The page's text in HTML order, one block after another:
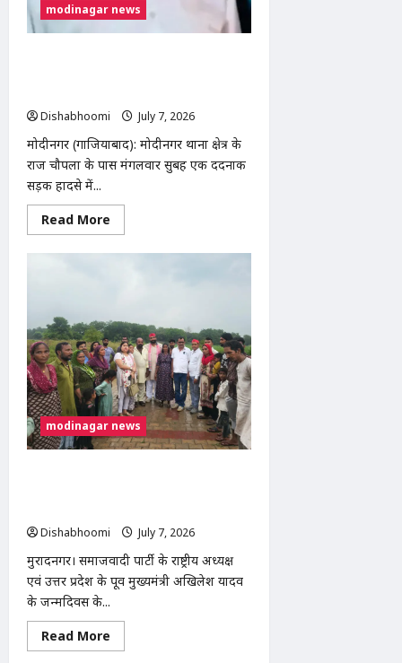
modinagar news
Dishabhoomi
July 7, 2026
मोदीनगर (गाजियाबाद): मोदीनगर थाना क्षेत्र के
राज चौपला के पास मंगलवार सुबह एक दर्दनाक
सड़क हादसे में...
Read More
more
मोदीनगर
की
टक्कर
से
व्यक्ति
की
मौत,
चालक
फरार;
पुलिस
CCTV
फुटेज
modinagar news
Dishabhoomi
July 7, 2026
मुरादनगर। समाजवादी पार्टी के राष्ट्रीय अध्यक्ष
एवं उत्तर प्रदेश के पूर्व मुख्यमंत्री अखिलेश यादव
के जन्मदिवस के...
Read More
more